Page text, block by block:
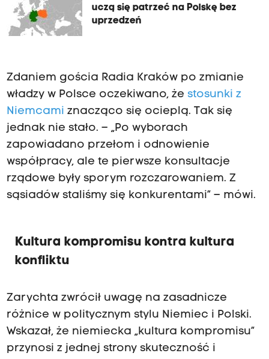
uczą się patrzeć na Polskę bez
uprzedzeń
Zdaniem gościa Radia Kraków po zmianie
władzy w Polsce oczekiwano, że stosunki z
Niemcami znacząco się ocieplą. Tak się
jednak nie stało. – „Po wyborach
zapowiadano przełom i odnowienie
współpracy, ale te pierwsze konsultacje
rządowe były sporym rozczarowaniem. Z
sąsiadów staliśmy się konkurentami” – mówi.
Kultura kompromisu kontra kultura
konfliktu
Zarychta zwrócił uwagę na zasadnicze
różnice w politycznym stylu Niemiec i Polski.
Wskazał, że niemiecka „kultura kompromisu”
przynosi z jednej strony skuteczność i